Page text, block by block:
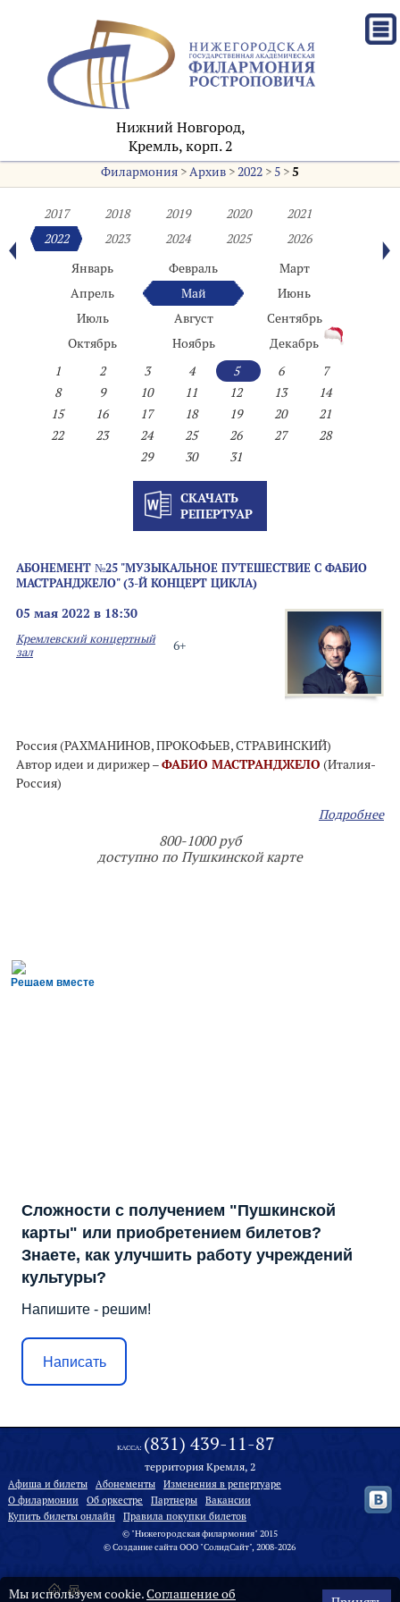
Нижний Новгород,
Кремль, корп. 2
Филармония>Архив>2022> 5>5
2017 2018 2019 2020
2021
2022
2023 2024 2025
2026
Январь
Февраль
Март
Апрель
Май
Июнь
Июль
Август
Сентябрь
Октябрь
Ноябрь
Декабрь
1
2 3 4 5 6
7
8
9 10 11 12 13
14
15
16 17 18 19 20
21
22
23 24 25 26 27
28
29
30 31
СКАЧАТЬ
РЕПЕРТУАР
АБОНЕМЕНТ №25 "МУЗЫКАЛЬНОЕ ПУТЕШЕСТВИЕ С ФАБИО
МАСТРАНДЖЕЛО" (3-Й КОНЦЕРТ ЦИКЛА)
05 мая 2022 в 18:30
6+
Кремлевский концертный
зал
Россия (РАХМАНИНОВ, ПРОКОФЬЕВ, СТРАВИНСКИЙ)
Автор идеи и дирижер –ФАБИО МАСТРАНДЖЕЛО (Италия-
Россия)
Подробнее
800-1000 руб
доступно по Пушкинской карте
Решаем вместе
Сложности с получением "Пушкинской
карты" или приобретением билетов?
Знаете, как улучшить работу учреждений
культуры?
Напишите - решим!
Написать
КАССА: (831) 439-11-87
территория Кремля, 2
Афиша и билеты Абонементы
Изменения в репертуаре
О филармонии
Oб оркестре Партнеры
Вакансии
Купить билеты онлайн
Правила покупки билетов
© "Нижегородская филармония" 2015
©Создание сайтаООО "СолидСайт", 2008-2026
Мы используем cookie.Соглашение об